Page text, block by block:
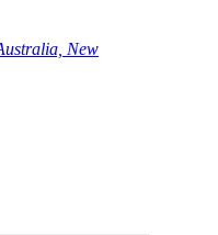
New